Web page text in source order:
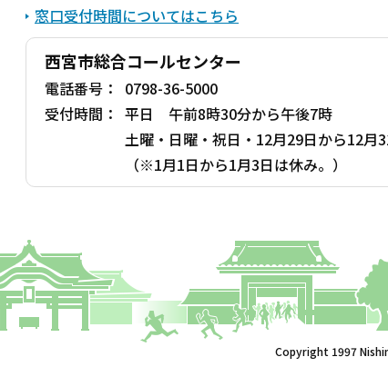
窓口受付時間についてはこちら
西宮市総合コールセンター
電話番号：
0798-36-5000
受付時間： 平日 午前8時30分から午後7時
土曜・日曜・祝日・12月29日から12
（※1月1日から1月3日は休み。）
Copyright 1997